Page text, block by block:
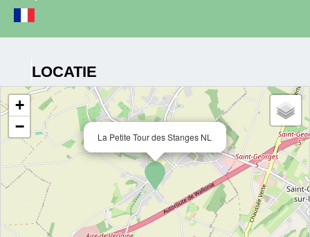
LOCATIE
La Petite Tour des Stanges NL
+
−